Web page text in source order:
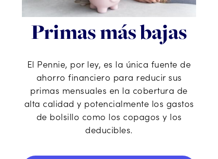
Primas más bajas
El Pennie, por ley, es la única fuente de
ahorro financiero para reducir sus
primas mensuales en la cobertura de
alta calidad y potencialmente los gastos
de bolsillo como los copagos y los
deducibles.